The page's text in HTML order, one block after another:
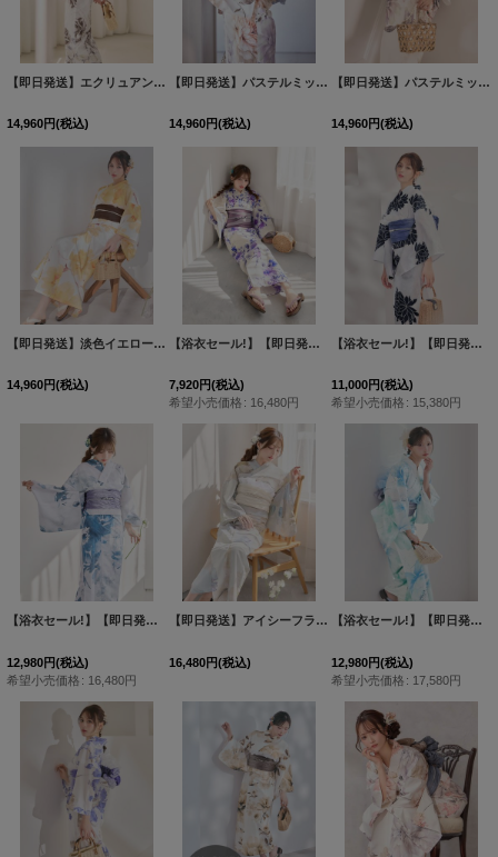
【即日発送】エクリュアンティークローズ浴衣【浴衣３点セット 浴衣/帯/下駄】[OF04]Y-9303-kj-BR-F-26AS-260312
14,960円(税込)
【即日発送】パステルミックス×ホワイト浴衣【浴衣３点セット 浴衣/帯/下駄】[OF04]三上悠亜着用
14,960円(税込)
【即日発送】パステルミックス×ホワイト浴衣【浴衣３点セット 浴衣/帯/下駄】[OF04]吉木千沙都（ちぃぽぽ）着用
14,960円(税込)
【即日発送】淡色イエローフラワー浴衣【浴衣３点セット 浴衣/帯/下駄】[OF04] [Y-
14,960円(税込)
【浴衣セール!】【即日発送】白地×パープルグラデーション浴衣 【浴衣３点セット 浴衣/帯/下駄】 [FB02]吉木千沙都（ちぃぽぽ）着用
7,920円(税込)
希望小売価格 : 16,480円
【浴衣セール!】【即日発送】モノトーンダリア柄浴衣【浴衣３点セット 浴衣/帯/下駄】[OF04]
11,000円(税込)
希望小売価格 : 15,380円
【浴衣セール!】【即日発送】グラデーションブルーグリーン浴衣 【浴衣3点セット 浴衣/帯/下駄】 [OF04/HC03]吉木千沙都（ちぃぽぽ）着用
12,980円(税込)
希望小売価格 : 16,480円
【即日発送】アイシーフラワー牡丹浴衣 【浴衣3点セット 浴衣/帯/下駄】 [FB02]吉木千沙都（ちぃぽぽ）着用
16,480円(税込)
【浴衣セール!】【即日発送】大柄アイシーミントフラワー浴衣 【浴衣3点セット 浴衣/帯/下駄】 [OF04/HC03]
12,980円(税込)
希望小売価格 : 17,580円